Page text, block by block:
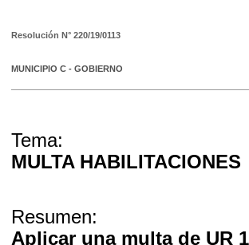
Resolución N° 220/19/0113
MUNICIPIO C - GOBIERNO
Tema:
MULTA HABILITACIONES
Resumen:
Aplicar una multa de UR